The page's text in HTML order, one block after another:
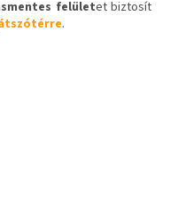
felületet biztosít
.